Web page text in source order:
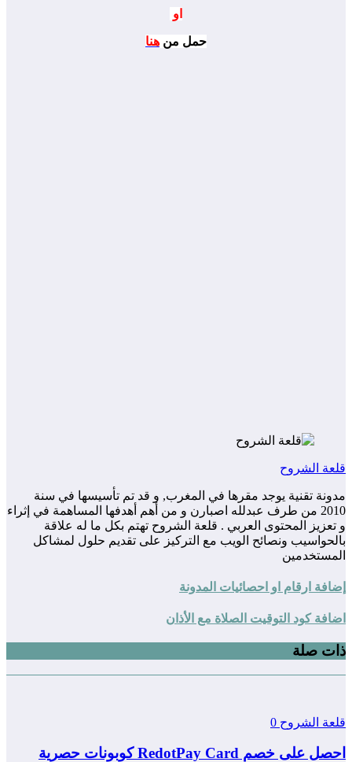
او
حمل من هنا
قلعة الشروح
مدونة تقنية يوجد مقرها في المغرب, و قد تم تأسيسها في سنة
2010 من طرف عبدلله اصبارن و من أهم أهدفها المساهمة في إثراء
و تعزيز المحتوى العربي . قلعة الشروح تهتم بكل ما له علاقة
بالحواسيب ونصائح الويب مع التركيز على تقديم حلول لمشاكل
المستخدمين
إضافة ارقام او احصائيات المدونة
اضافة كود التوقيت الصلاة مع الأذان
ذات صلة
قلعة الشروح 0
احصل على خصم RedotPay Card كوبونات حصرية